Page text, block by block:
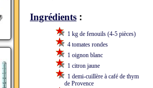
Ingrédients :
1 kg de fenouils (4-5 pièces)
4 tomates rondes
1 oignon blanc
1 citron jaune
1 demi-cuillère à café de thym
de Provence